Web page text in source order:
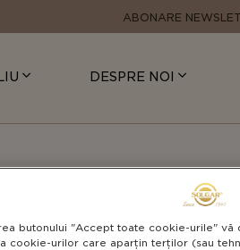
ABONARE
DESPRE NOI
butonului "Accept toate cookie-urile"
cookie-urilor care aparțin terților (sau